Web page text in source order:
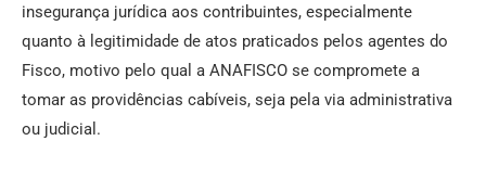
insegurança jurídica aos contribuintes, especialmente
quanto à legitimidade de atos praticados pelos agentes do
Fisco, motivo pelo qual a ANAFISCO se compromete a
tomar as providências cabíveis, seja pela via administrativa
ou judicial.